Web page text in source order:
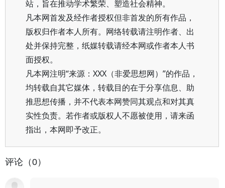
站，旨在推动学术繁荣、塑造社会精神。
凡本网首发及经作者授权但非首发的所有作品，
版权归作者本人所有。网络转载请注明作者、出
处并保持完整，纸媒转载请经本网或作者本人书
面授权。
凡本网注明“来源：XXX（非爱思想网）”的作品，
均转载自其它媒体，转载目的在于分享信息、助
推思想传播，并不代表本网赞同其观点和对其真
实性负责。若作者或版权人不愿被使用，请来函
指出，本网即予改正。
评论（0）